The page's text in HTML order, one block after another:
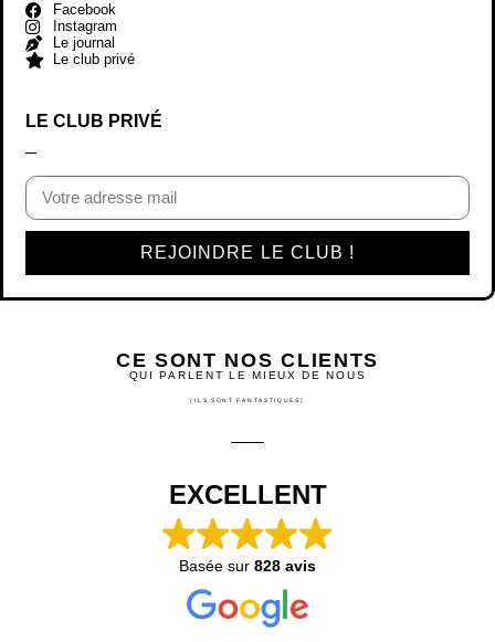
Facebook
Instagram
Le journal
Le club privé
LE CLUB PRIVÉ
REJOINDRE LE CLUB !
CE SONT NOS CLIENTS
QUI PARLENT LE MIEUX DE NOUS
(ILS SONT FANTASTIQUES)
EXCELLENT
Basée sur 828 avis